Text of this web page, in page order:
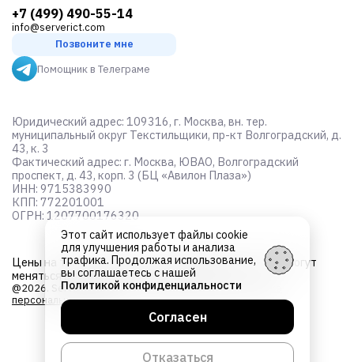
Этот сайт использует файлы cookie
для улучшения работы и анализа
трафика. Продолжая использование,
вы соглашаетесь с нашей
Политикой конфиденциальности
Согласен
Отказаться
+7 (499) 490-55-14
info@serverict.com
Позвоните мне
Помощник в Телеграме
Юридический адрес: 109316, г. Москва, вн. тер.
муниципальный округ Текстильщики, пр-кт Волгоградский, д.
43, к. 3
Фактический адрес: г. Москва, ЮВАО, Волгоградский
проспект, д. 43, корп. 3 (БЦ «Авилон Плаза»)
ИНН: 9715383990
КПП: 772201001
ОГРН: 1207700176320
Цены на товары не являютсяпубличной офертойи могут
меняться в зависимости от курса валют
@2026. Server ICT. Все права защищены.Об обработке
персональных данных